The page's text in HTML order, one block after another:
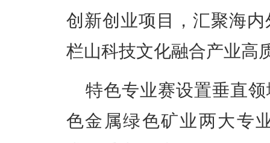
创新创业项目，汇聚海
栏山科技文化融合产业高
特色专业赛设置垂直
色金属绿色矿业两大专